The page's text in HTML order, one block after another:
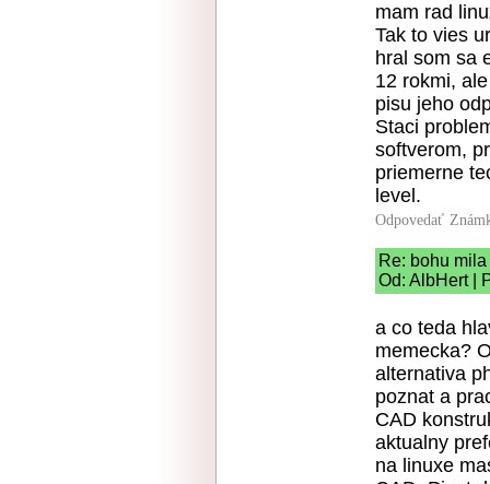
mam rad
Tak to vies
hral som sa
12 rokmi,
pisu jeho
Staci
softverom,
priemerne
level.
Odpovedať
Re: bohu
Od: AlbHert |
a co teda
memecka?
alternativa
poznat a
CAD
aktualny
na linuxe